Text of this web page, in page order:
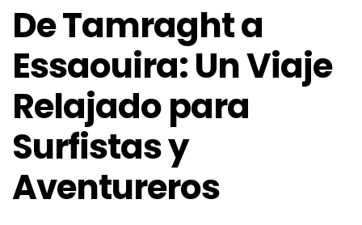
De Tamraght a
Essaouira: Un Viaje
Relajado para
Surfistas y
Aventureros